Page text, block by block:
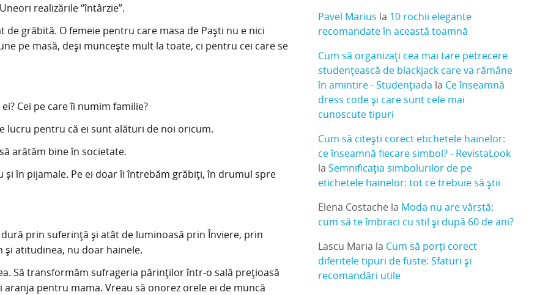
realizările “întârzie”.
grăbită. O femeie pentru care masa de Paști nu e nici
pe masă, deși muncește mult la toate, ci pentru cei care se
Cei pe care îi numim familie?
lucru pentru că ei sunt alături de noi oricum.
arătăm bine în societate.
în pijamale. Pe ei doar îi întrebăm grăbiți, în drumul spre
prin suferință și atât de luminoasă prin Înviere, prin
și atitudinea, nu doar hainele.
Să transformăm sufrageria părinților într-o sală prețioasă
pentru mama. Vreau să onorez orele ei de muncă
Pavel Marius la 10 rochii elegante
recomandate în această toamnă
Cum să organizați cea mai tare petrecere
studențească de blackjack care va rămâne
în amintire - Studențiada la Ce înseamnă
dress code și care sunt cele mai
cunoscute tipuri
Cum să citești corect etichetele hainelor:
ce înseamnă fiecare simbol? - RevistaLook
laSemnificația simbolurilor de pe
etichetele hainelor: tot ce trebuie să știi
Elena Costache la Moda nu are vârstă:
cum să te îmbraci cu stil și după 60 de ani?
Lascu Maria la Cum să porți corect
diferitele tipuri de fuste: Sfaturi și
recomandări utile